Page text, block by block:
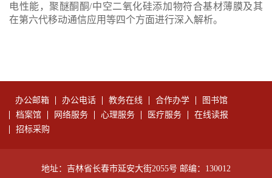
电性能，聚醚酮酮/中空二氧化硅添加物符合基材薄膜及其
在第六代移动通信应用等四个方面进行深入解析。
办公邮箱 办公电话 教务在线 合作办学
图书馆
档案馆
网络服务 心理服务 医疗服务
在线读报
招标采购
地址：吉林省长春市延安大街2055号 邮编：130012